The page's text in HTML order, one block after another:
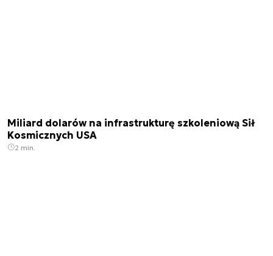
Miliard dolarów na infrastrukturę szkoleniową Sił
Kosmicznych USA
2 min.